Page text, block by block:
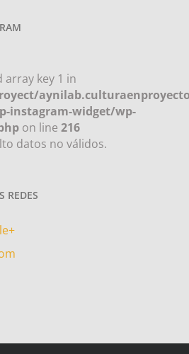
array key 1 in
instagram-widget/wp-
on line 216
datos no válidos.
REDES